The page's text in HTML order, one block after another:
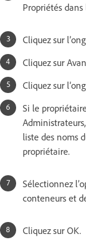
Propriétés
Cliquez sur
Cliquez sur
Cliquez sur
Si le
liste des noms
propriétaire.
Sélectionnez
conteneurs et
Cliquez sur OK.